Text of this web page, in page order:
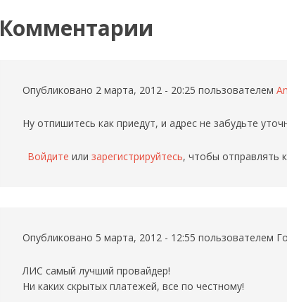
Комментарии
Опубликовано 2 марта, 2012 - 20:25 пользователем
Ну отпишитесь как приедут, и адрес не забудьте
Войдите или зарегистрируйтесь, чтобы отправлять
Опубликовано 5 марта, 2012 - 12:55 пользователем
ЛИС самый лучший провайдер!
Ни каких скрытых платежей, все по честному!